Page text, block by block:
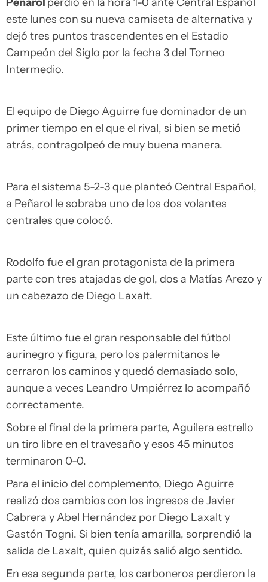
este lunes con su nueva camiseta de alternativa y
dejó tres puntos trascendentes en el Estadio
Campeón del Siglo por la fecha 3 del Torneo
Intermedio.
El equipo de Diego Aguirre fue dominador de un
primer tiempo en el que el rival, si bien se metió
atrás, contragolpeó de muy buena manera.
Para el sistema 5-2-3 que planteó Central Español,
a Peñarol le sobraba uno de los dos volantes
centrales que colocó.
Rodolfo fue el gran protagonista de la primera
parte con tres atajadas de gol, dos a Matías Arezo y
un cabezazo de Diego Laxalt.
Este último fue el gran responsable del fútbol
aurinegro y figura, pero los palermitanos le
cerraron los caminos y quedó demasiado solo,
aunque a veces Leandro Umpiérrez lo acompañó
correctamente.
Sobre el final de la primera parte, Aguilera estrello
un tiro libre en el travesaño y esos 45 minutos
terminaron 0-0.
Para el inicio del complemento, Diego Aguirre
realizó dos cambios con los ingresos de Javier
Cabrera y Abel Hernández por Diego Laxalt y
Gastón Togni. Si bien tenía amarilla, sorprendió la
salida de Laxalt, quien quizás salió algo sentido.
En esa segunda parte, los carboneros perdieron la